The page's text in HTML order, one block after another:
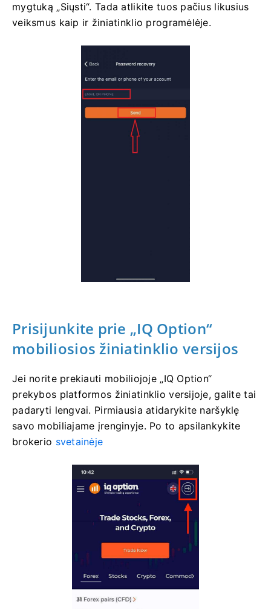
mygtuką „Siųsti“. Tada atlikite tuos pačius likusius
veiksmus kaip ir žiniatinklio programėlėje.
Prisijunkite prie „IQ Option“
mobiliosios žiniatinklio versijos
Jei norite prekiauti mobiliojoje „IQ Option“
prekybos platformos žiniatinklio versijoje, galite tai
padaryti lengvai. Pirmiausia atidarykite naršyklę
savo mobiliajame įrenginyje. Po to apsilankykite
brokerio svetainėje